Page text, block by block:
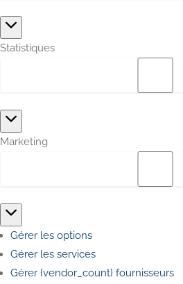
Préférences
Statistiques
Statistiques
Marketing
Marketing
Gérer les options
Gérer les services
Gérer {vendor_count} fournisseurs